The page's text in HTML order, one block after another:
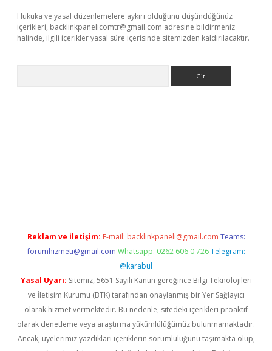
Hukuka ve yasal düzenlemelere aykırı olduğunu düşündüğünüz
içerikleri, backlinkpanelicomtr@gmail.com adresine bildirmeniz
halinde, ilgili içerikler yasal süre içerisinde sitemizden kaldırılacaktır.
Reklam ve İletişim: E-mail: backlinkpaneli@gmail.com Teams:
forumhizmeti@gmail.com Whatsapp: 0262 606 0 726 Telegram:
@karabul
Yasal Uyarı: Sitemiz, 5651 Sayılı Kanun gereğince Bilgi Teknolojileri
ve İletişim Kurumu (BTK) tarafından onaylanmış bir Yer Sağlayıcı
olarak hizmet vermektedir. Bu nedenle, sitedeki içerikleri proaktif
olarak denetleme veya araştırma yükümlülüğümüz bulunmamaktadır.
Ancak, üyelerimiz yazdıkları içeriklerin sorumluluğunu taşımakta olup,